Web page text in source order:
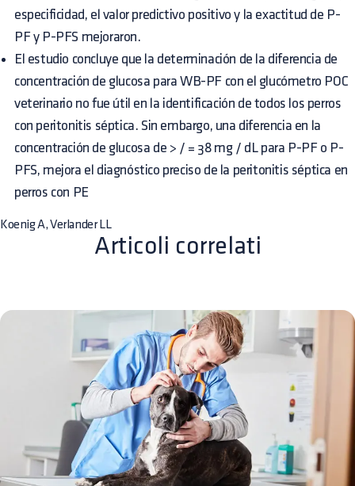
especificidad, el valor predictivo positivo y la exactitud de P-
PF y P-PFS mejoraron.
El estudio concluye que la determinación de la diferencia de
concentración de glucosa para WB-PF con el glucómetro POC
veterinario no fue útil en la identificación de todos los perros
con peritonitis séptica. Sin embargo, una diferencia en la
concentración de glucosa de > / = 38 mg / dL para P-PF o P-
PFS, mejora el diagnóstico preciso de la peritonitis séptica en
perros con PE
Koenig A, Verlander LL
Articoli correlati